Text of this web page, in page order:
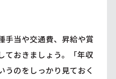
手当や交通費、昇給や賞
ておきましょう。「年収
うのをしっかり見ておく